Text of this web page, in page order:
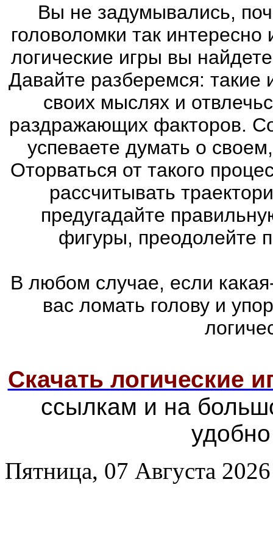
Вы не задумывались,
головоломки так
логические игры вы
Давайте разберемся: такие
своих мыслях и
раздражающих факторов.
успеваете думать о
Оторваться от такого
рассчитывать
предугадайте
фигуры, преодолейте
В любом случае, если
вас ломать голову и
Скачать логические
ссылкам и на
Пятница, 07 Августа 2026